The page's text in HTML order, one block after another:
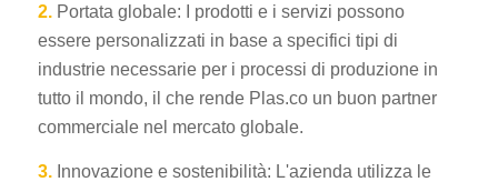
2.Portata globale: I prodotti e i servizi possono
essere personalizzati in base a specifici tipi di
industrie necessarie per i processi di produzione in
tutto il mondo, il che rende Plas.co un buon partner
commerciale nel mercato globale.
3.Innovazione e sostenibilità: L'azienda utilizza le